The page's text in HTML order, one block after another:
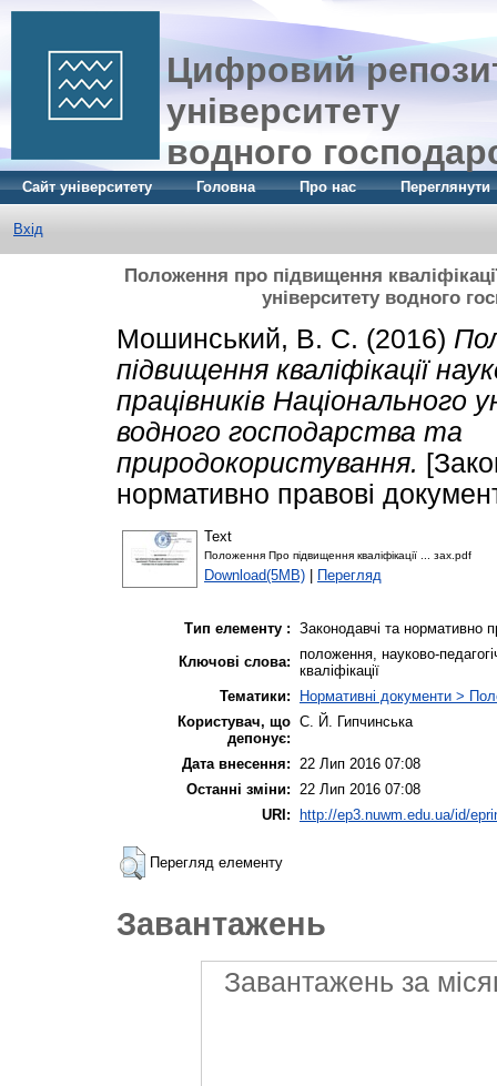
Цифровий
університету
водного
Сайт університету Головна Про нас Переглянути
Вхід
Положення про підвищення
університету водного
Мошинський, В. С. (2016)
підвищення кваліфікації
працівників Національного
водного господарства та
природокористування.
нормативно правові
Text
Положення Про підвищення кваліфікації ... зах.pdf
Download(5MB) | Перегляд
Тип елементу : Законодавчі та нормативно
Ключові слова: положення, науково-
кваліфікації
Тематики:
Нормативні документи >
Користувач, що
депонує:
С. Й. Гипчинська
Дата внесення: 22 Лип 2016 07:08
Останні зміни: 22 Лип 2016 07:08
URI:
http://ep3.nuwm.edu.ua/id/
Перегляд елементу
Завантажень
Завантажень за